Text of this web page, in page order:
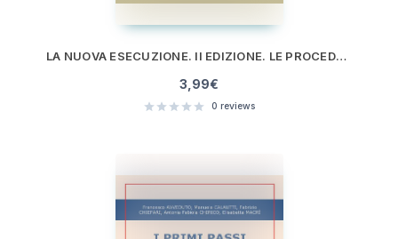
LA NUOVA ESECUZIONE. II EDIZIONE. LE PROCEDURE ESECUTIVE NELLE RIFORME 2015-2016
3,99€
0 reviews